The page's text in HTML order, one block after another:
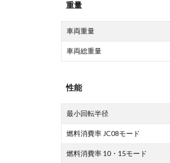
重量
車両重量
車両総重量
性能
最小回転半径
燃料消費率 JC08モード
燃料消費率 10・15モード